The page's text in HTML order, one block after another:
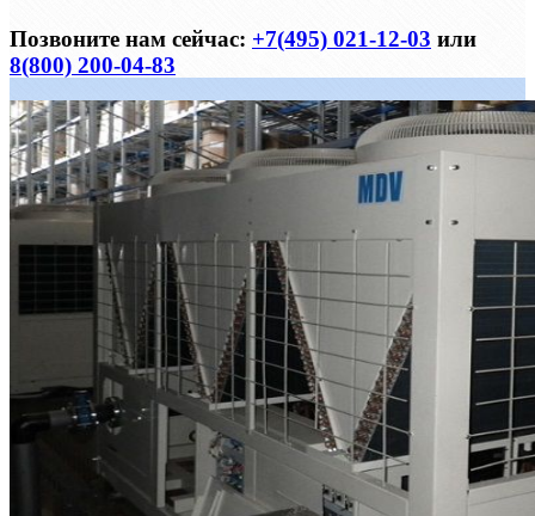
Позвоните нам сейчас: +7(495) 021-12-03 или
8(800) 200-04-83